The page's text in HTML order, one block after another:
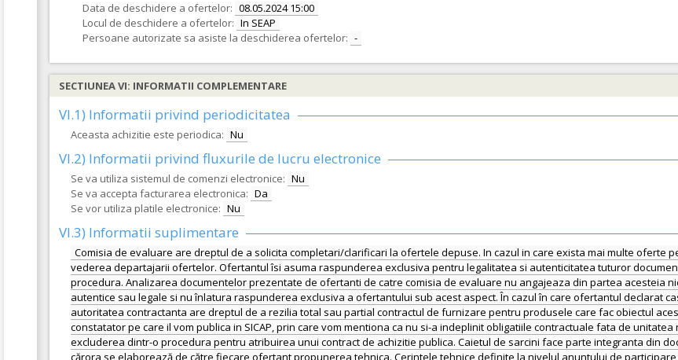
Data de deschidere a ofertelor: 08.05.2024 15:00
Locul de deschidere a ofertelor: In SEAP
Persoane autorizate sa asiste la deschiderea ofertelor: -
SECTIUNEA VI: INFORMATII COMPLEMENTARE
VI.1) Informatii privind periodicitatea
Aceasta achizitie este periodica: Nu
VI.2) Informatii privind fluxurile de lucru electronice
Se va utiliza sistemul de comenzi electronice: Nu
Se va accepta facturarea electronica: Da
Se vor utiliza platile electronice: Nu
VI.3) Informatii suplimentare
Comisia de evaluare are dreptul de a solicita completari/clarificari la ofertele depuse. In cazul in care exista mai multe oferte
vederea departajarii ofertelor. Ofertantul îsi asuma raspunderea exclusiva pentru legalitatea si autenticitatea tuturor
procedura. Analizarea documentelor prezentate de ofertanti de catre comisia de evaluare nu angajeaza din partea acesteia
autentice sau legale si nu înlatura raspunderea exclusiva a ofertantului sub acest aspect. În cazul în care ofertantul declarat
autoritatea contractanta are dreptul de a rezilia total sau partial contractul de furnizare pentru produsele care fac obiectul
constatator pe care il vom publica in SICAP, prin care vom mentiona ca nu si-a indeplinit obligatiile contractuale fata de
excluderea dintr-o procedura pentru atribuirea unui contract de achizitie publica. Caietul de sarcini face parte integranta din
cărora se elaborează de către fiecare ofertant propunerea tehnica. Cerintele tehnice definite la nivelul anuntului de